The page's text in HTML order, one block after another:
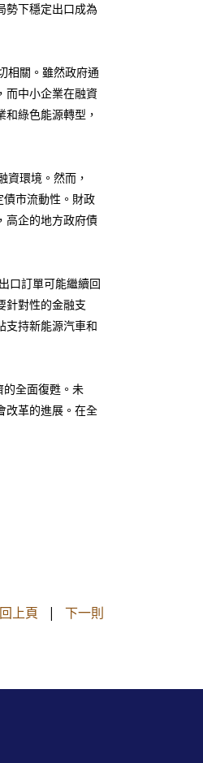
勢下穩定出口成為
相關。雖然政府通
而中小企業在融資
綠色能源轉型，
環境。然而，
市流動性。財政
高企的地方政府債
口訂單可能繼續回
針對性的金融支
支持新能源汽車和
全面復甦。未
改革的進展。在全
回上頁 | 下一則